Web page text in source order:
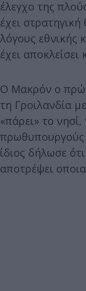
έλεγχο της
έχει
λόγους εθνικής
έχει
Ο Μακρόν ο
τη Γροιλανδία
«πάρει» το
πρωθυπουργούς
ίδιος δήλωσε
αποτρέψει